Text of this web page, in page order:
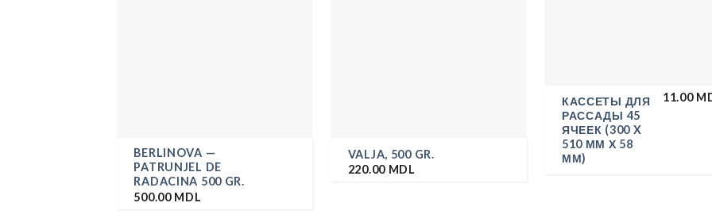
BERLINOVA —
PATRUNJEL DE
RADACINA 500 GR.
500.00 MDL
VALJA, 500 GR.
220.00 MDL
КАССЕТЫ ДЛЯ
РАССАДЫ 45
ЯЧЕЕК (300 X
510 ММ Х 58
ММ)
11.00